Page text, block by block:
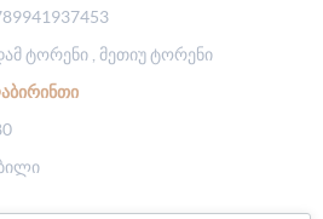
ტორენი , მეთიუ ტორენი